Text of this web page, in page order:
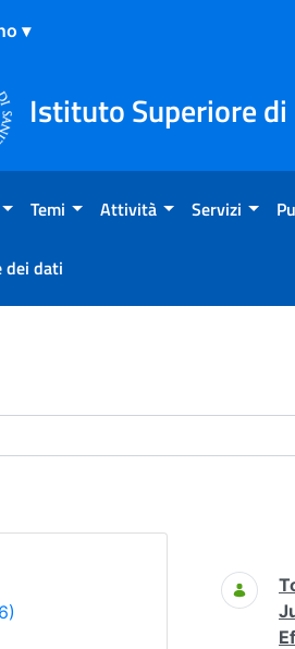
Istituto Superiore di
Temi Attività Servizi
dei dati
Ricerca -
Ricerca